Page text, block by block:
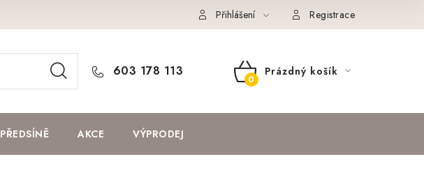
Přihlášení Registrace
603 178 113
NÁKUPNÍ
Prázdný košík
PŘEDSÍNĚ AKCE VÝPRODEJ